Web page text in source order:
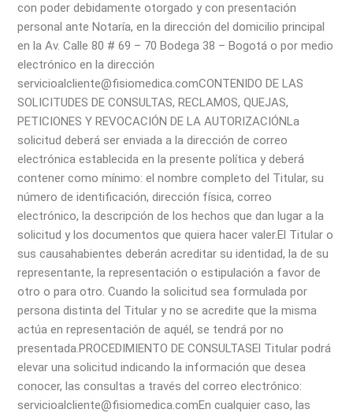
con poder debidamente otorgado y con presentación
personal ante Notaría, en la dirección del domicilio principal
en la Av. Calle 80 # 69 – 70 Bodega 38 – Bogotá o por medio
electrónico en la dirección
servicioalcliente@fisiomedica.comCONTENIDO DE LAS
SOLICITUDES DE CONSULTAS, RECLAMOS, QUEJAS,
PETICIONES Y REVOCACIÓN DE LA AUTORIZACIÓNLa
solicitud deberá ser enviada a la dirección de correo
electrónica establecida en la presente política y deberá
contener como mínimo: el nombre completo del Titular, su
número de identificación, dirección física, correo
electrónico, la descripción de los hechos que dan lugar a la
solicitud y los documentos que quiera hacer valer.El Titular o
sus causahabientes deberán acreditar su identidad, la de su
representante, la representación o estipulación a favor de
otro o para otro. Cuando la solicitud sea formulada por
persona distinta del Titular y no se acredite que la misma
actúa en representación de aquél, se tendrá por no
presentada.PROCEDIMIENTO DE CONSULTASEl Titular podrá
elevar una solicitud indicando la información que desea
conocer, las consultas a través del correo electrónico:
servicioalcliente@fisiomedica.comEn cualquier caso, las